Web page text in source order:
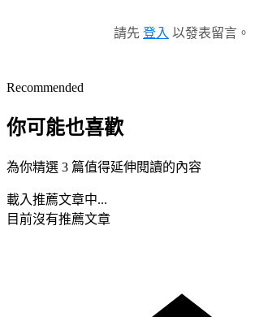
請先 登入 以發表留言。
Recommended
你可能也喜歡
為你精選 3 篇值得延伸閱讀的內容
載入推薦文章中...
目前沒有推薦文章